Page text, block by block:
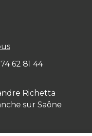
62 81 44
Richetta
sur Saône